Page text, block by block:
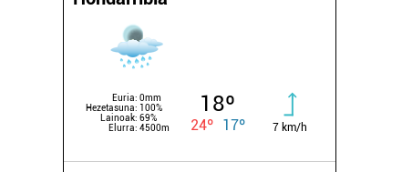
Euria: 0mm
Hezetasuna: 100%
Lainoak: 69%
Elurra: 4500m
18º
24º 17º 7 km/h